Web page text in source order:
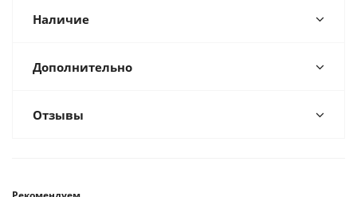
Наличие
Дополнительно
Отзывы